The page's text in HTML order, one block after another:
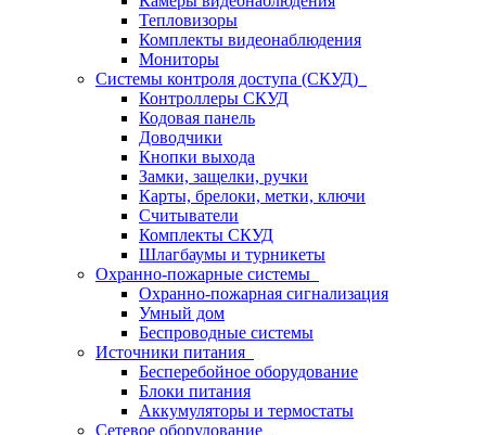
Тепловизоры
Комплекты видеонаблюдения
Мониторы
Системы контроля доступа (СКУД)
Контроллеры СКУД
Кодовая панель
Доводчики
Кнопки выхода
Замки, защелки, ручки
Карты, брелоки, метки, ключи
Считыватели
Комплекты СКУД
Шлагбаумы и турникеты
Охранно-пожарные системы
Охранно-пожарная сигнализация
Умный дом
Беспроводные системы
Источники питания
Бесперебойное оборудование
Блоки питания
Аккумуляторы и термостаты
Сетевое оборудование